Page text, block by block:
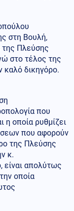
στη Βουλή,
της Πλεύσης
στο τέλος της
καλό δικηγόρο.
που
η οποία ρυθμίζει
που αφορούν
της Πλεύσης
κ.
είναι απολύτως
οποία